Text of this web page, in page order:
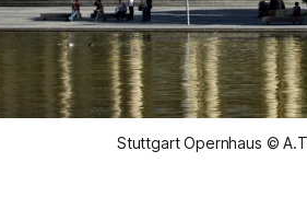
Stuttgart Opernhaus ©